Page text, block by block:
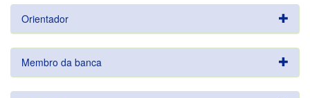
Orientador
Membro da banca